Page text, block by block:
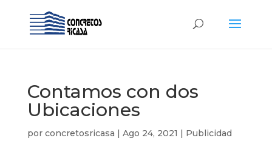
Contamos con dos
Ubicaciones
por concretosricasa | Ago 24, 2021 | Publicidad